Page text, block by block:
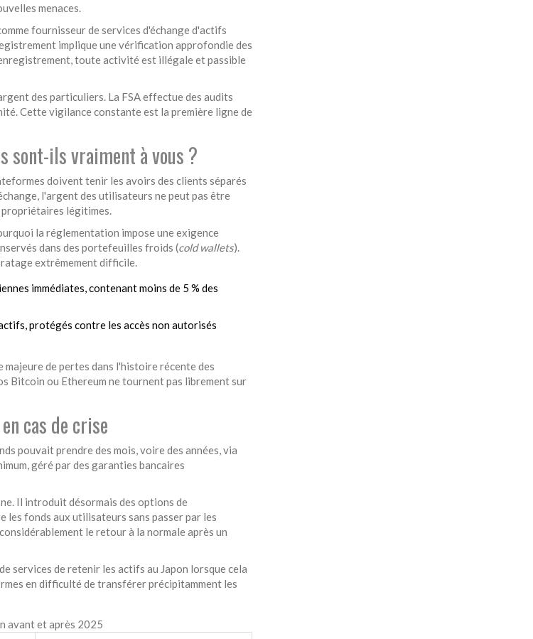
menaces.
fournisseur de services d'échange d'actifs
implique une vérification approfondie des
toute activité est illégale et passible
des particuliers. La FSA effectue des audits
Cette vigilance constante est la première ligne de
sont-ils vraiment à vous ?
doivent tenir les avoirs des clients séparés
l'argent des utilisateurs ne peut pas être
légitimes.
la réglementation impose une exigence
dans des portefeuilles froids (cold wallets).
extrêmement difficile.
immédiates, contenant moins de 5 % des
protégés contre les accès non autorisés
de pertes dans l'histoire récente des
Bitcoin ou Ethereum ne tournent pas librement sur
cas de crise
pouvait prendre des mois, voire des années, via
géré par des garanties bancaires
Il introduit désormais des options de
les fonds aux utilisateurs sans passer par les
le retour à la normale après un
services de retenir les actifs au Japon lorsque cela
en difficulté de transférer précipitamment les
avant et après 2025